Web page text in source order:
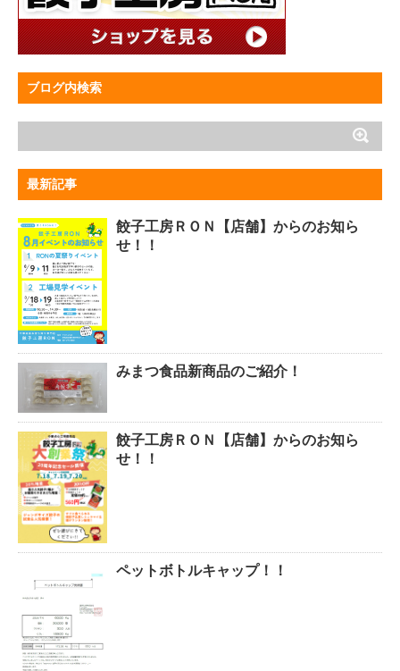
ブログ内検索
最新記事
餃子工房ＲＯＮ【店舗】からのお知ら
せ！！
みまつ食品新商品のご紹介！
餃子工房ＲＯＮ【店舗】からのお知ら
せ！！
ペットボトルキャップ！！